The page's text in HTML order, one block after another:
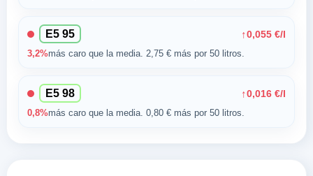
E5 95 ↑0,055 €/l
3,2%más caro que la media. 2,75 € más por 50 litros.
E5 98 ↑0,016 €/l
0,8%más caro que la media. 0,80 € más por 50 litros.